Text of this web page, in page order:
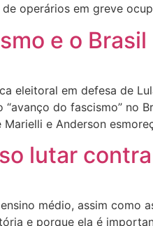
de operários em greve
e o Brasil
eleitoral em defesa de
“avanço do fascismo” no
Marielli e Anderson
lutar
médio, assim como
e porque ela é